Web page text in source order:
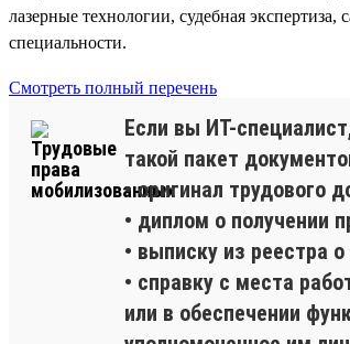
лазерные технологии, судебная
специальности.
Смотреть полный перечень
Если вы ИТ-
такой пакет
• оригинал трудового
• диплом о получении
• выписку из реестра
• справку с места
или в обеспечении